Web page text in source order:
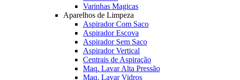
Varinhas Magicas
Aparelhos de Limpeza
Aspirador Com Saco
Aspirador Escova
Aspirador Sem Saco
Aspirador Vertical
Centrais de Aspiração
Maq. Lavar Alta Pressão
Maq. Lavar Vidros